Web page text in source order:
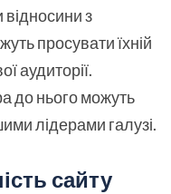
з
просувати їхній
аудиторії.
до нього можуть
лідерами галузі.
сайту